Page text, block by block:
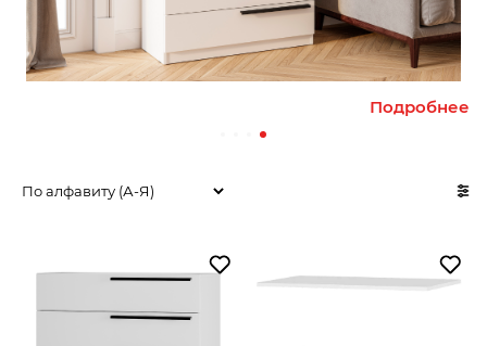
Подробнее